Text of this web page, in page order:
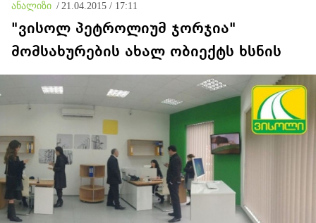
ანალიზი / 21.04.2015 / 17:11
"ვისოლ პეტროლიუმ ჯორჯია"
მომსახურების ახალ ობიექტს ხსნის